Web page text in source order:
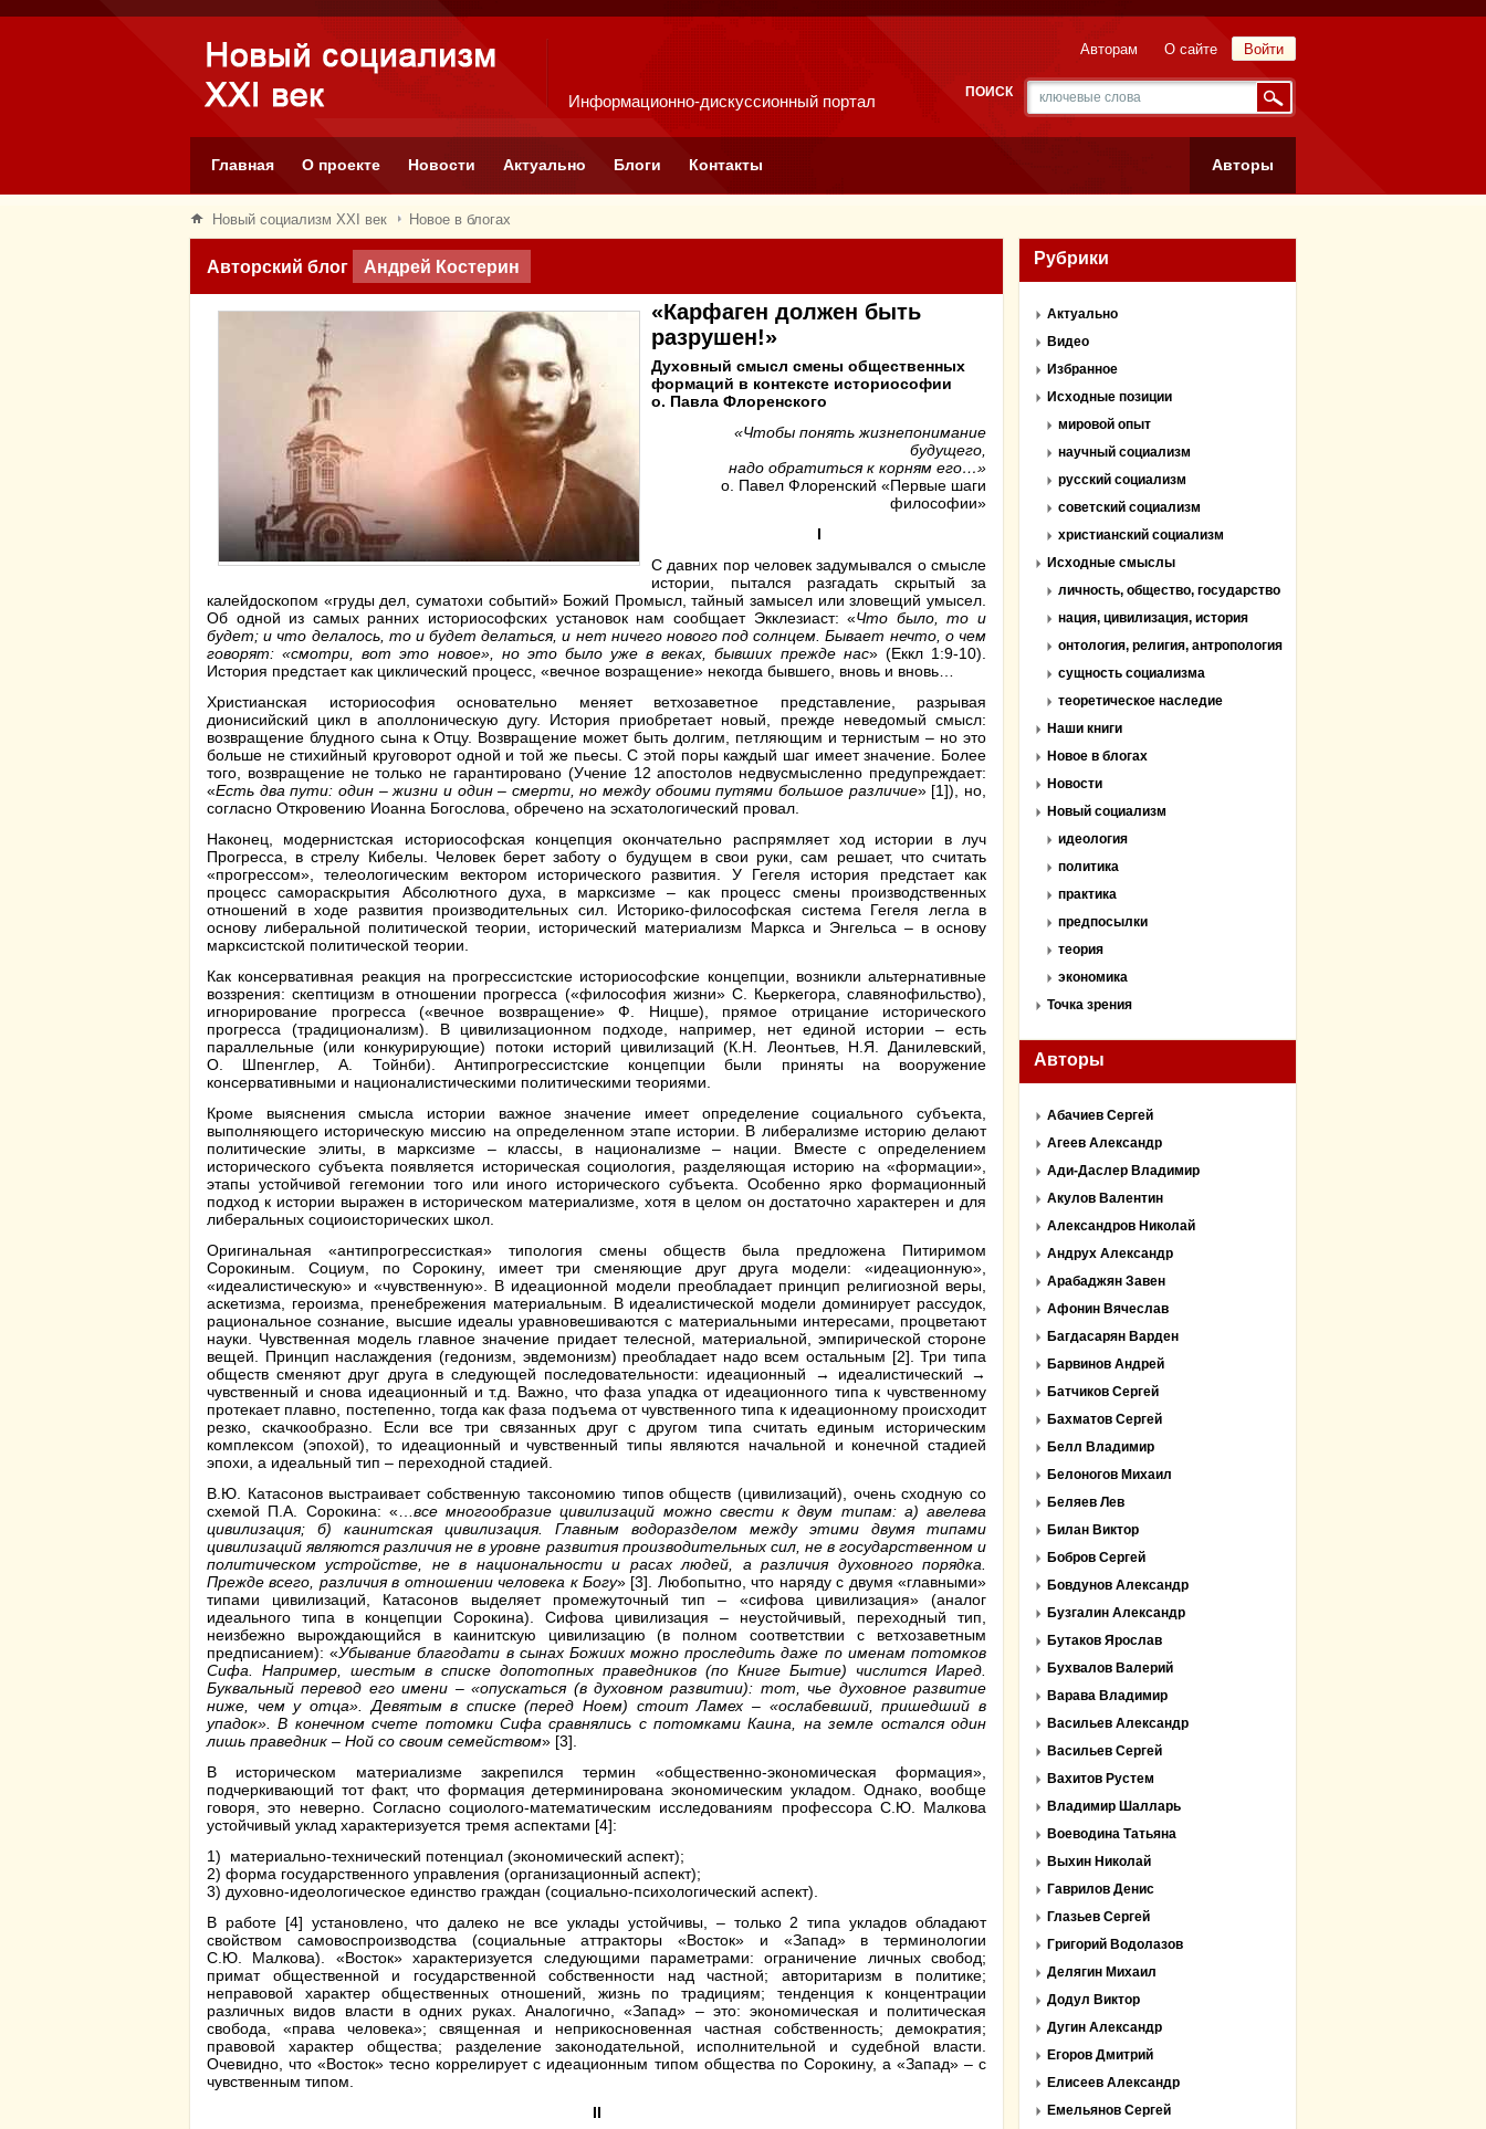
Информационно-дискуссионный портал
Войти
Авторам О сайте
ПОИСК
Главная О проекте Новости Актуально Блоги Контакты Авторы
Новый социализм XXI век Новое в блогах
Авторский блог Андрей Костерин
«Карфаген должен быть
разрушен!»
Духовный смысл смены общественных
формаций в контексте историософии
о. Павла Флоренского
«Чтобы понять жизнепонимание
будущего,
надо обратиться к корням его…»
о. Павел Флоренский «Первые шаги
философии»
I
С давних пор человек задумывался о смысле
истории, пытался разгадать скрытый за
калейдоскопом «груды дел, суматохи событий» Божий Промысл, тайный замысел или зловещий умысел.
Об одной из самых ранних историософских установок нам сообщает Экклезиаст: «Что было, то и
будет; и что делалось, то и будет делаться, и нет ничего нового под солнцем. Бывает нечто, о чем
говорят: «смотри, вот это новое», но это было уже в веках, бывших прежде нас» (Еккл 1:9-10).
История предстает как циклический процесс, «вечное возращение» некогда бывшего, вновь и вновь…
Христианская историософия основательно меняет ветхозаветное представление, разрывая
дионисийский цикл в аполлоническую дугу. История приобретает новый, прежде неведомый смысл:
возвращение блудного сына к Отцу. Возвращение может быть долгим, петляющим и тернистым – но это
больше не стихийный круговорот одной и той же пьесы. С этой поры каждый шаг имеет значение. Более
того, возвращение не только не гарантировано (Учение 12 апостолов недвусмысленно предупреждает:
«Есть два пути: один – жизни и один – смерти, но между обоими путями большое различие» [1]), но,
согласно Откровению Иоанна Богослова, обречено на эсхатологический провал.
Наконец, модернистская историософская концепция окончательно распрямляет ход истории в луч
Прогресса, в стрелу Кибелы. Человек берет заботу о будущем в свои руки, сам решает, что считать
«прогрессом», телеологическим вектором исторического развития. У Гегеля история предстает как
процесс самораскрытия Абсолютного духа, в марксизме – как процесс смены производственных
отношений в ходе развития производительных сил. Историко-философская система Гегеля легла в
основу либеральной политической теории, исторический материализм Маркса и Энгельса – в основу
марксистской политической теории.
Как консервативная реакция на прогрессистские историософские концепции, возникли альтернативные
воззрения: скептицизм в отношении прогресса («философия жизни» С. Кьеркегора, славянофильство),
игнорирование прогресса («вечное возвращение» Ф. Ницше), прямое отрицание исторического
прогресса (традиционализм). В цивилизационном подходе, например, нет единой истории – есть
параллельные (или конкурирующие) потоки историй цивилизаций (К.Н. Леонтьев, Н.Я. Данилевский,
О. Шпенглер, А. Тойнби). Антипрогрессистские концепции были приняты на вооружение
консервативными и националистическими политическими теориями.
Кроме выяснения смысла истории важное значение имеет определение социального субъекта,
выполняющего историческую миссию на определенном этапе истории. В либерализме историю делают
политические элиты, в марксизме – классы, в национализме – нации. Вместе с определением
исторического субъекта появляется историческая социология, разделяющая историю на «формации»,
этапы устойчивой гегемонии того или иного исторического субъекта. Особенно ярко формационный
подход к истории выражен в историческом материализме, хотя в целом он достаточно характерен и для
либеральных социоисторических школ.
Оригинальная «антипрогрессисткая» типология смены обществ была предложена Питиримом
Сорокиным. Социум, по Сорокину, имеет три сменяющие друг друга модели: «идеационную»,
«идеалистическую» и «чувственную». В идеационной модели преобладает принцип религиозной веры,
аскетизма, героизма, пренебрежения материальным. В идеалистической модели доминирует рассудок,
рациональное сознание, высшие идеалы уравновешиваются с материальными интересами, процветают
науки. Чувственная модель главное значение придает телесной, материальной, эмпирической стороне
вещей. Принцип наслаждения (гедонизм, эвдемонизм) преобладает надо всем остальным [2]. Три типа
обществ сменяют друг друга в следующей последовательности: идеационный → идеалистический →
чувственный и снова идеационный и т.д. Важно, что фаза упадка от идеационного типа к чувственному
протекает плавно, постепенно, тогда как фаза подъема от чувственного типа к идеационному происходит
резко, скачкообразно. Если все три связанных друг с другом типа считать единым историческим
комплексом (эпохой), то идеационный и чувственный типы являются начальной и конечной стадией
эпохи, а идеальный тип – переходной стадией.
В.Ю. Катасонов выстраивает собственную таксономию типов обществ (цивилизаций), очень сходную со
схемой П.А. Сорокина: «… все многообразие цивилизаций можно свести к двум типам: а) авелева
цивилизация; б) каинитская цивилизация. Главным водоразделом между этими двумя типами
цивилизаций являются различия не в уровне развития производительных сил, не в государственном и
политическом устройстве, не в национальности и расах людей, а различия духовного порядка.
Прежде всего, различия в отношении человека к Богу» [3]. Любопытно, что наряду с двумя «главными»
типами цивилизаций, Катасонов выделяет промежуточный тип – «сифова цивилизация» (аналог
идеального типа в концепции Сорокина). Сифова цивилизация – неустойчивый, переходный тип,
неизбежно вырождающийся в каинитскую цивилизацию (в полном соответствии с ветхозаветным
предписанием): «Убывание благодати в сынах Божиих можно проследить даже по именам потомков
Сифа. Например, шестым в списке допотопных праведников (по Книге Бытие) числится Иаред.
Буквальный перевод его имени – «опускаться (в духовном развитии): тот, чье духовное развитие
ниже, чем у отца». Девятым в списке (перед Ноем) стоит Ламех – «ослабевший, пришедший в
упадок». В конечном счете потомки Сифа сравнялись с потомками Каина, на земле остался один
лишь праведник – Ной со своим семейством» [3].
В историческом материализме закрепился термин «общественно-экономическая формация»,
подчеркивающий тот факт, что формация детерминирована экономическим укладом. Однако, вообще
говоря, это неверно. Согласно социолого-математическим исследованиям профессора С.Ю. Малкова
устойчивый уклад характеризуется тремя аспектами [4]:
1) материально-технический потенциал (экономический аспект);
2) форма государственного управления (организационный аспект);
3) духовно-идеологическое единство граждан (социально-психологический аспект).
В работе [4] установлено, что далеко не все уклады устойчивы, – только 2 типа укладов обладают
свойством самовоспроизводства (социальные аттракторы «Восток» и «Запад» в терминологии
С.Ю. Малкова). «Восток» характеризуется следующими параметрами: ограничение личных свобод;
примат общественной и государственной собственности над частной; авторитаризм в политике;
неправовой характер общественных отношений, жизнь по традициям; тенденция к концентрации
различных видов власти в одних руках. Аналогично, «Запад» – это: экономическая и политическая
свобода, «права человека»; священная и неприкосновенная частная собственность; демократия;
правовой характер общества; разделение законодательной, исполнительной и судебной власти.
Очевидно, что «Восток» тесно коррелирует с идеационным типом общества по Сорокину, а «Запад» – с
чувственным типом.
II
Рубрики
Актуально
Видео
Избранное
Исходные позиции
мировой опыт
научный социализм
русский социализм
советский социализм
христианский социализм
Исходные смыслы
личность, общество, государство
нация, цивилизация, история
онтология, религия, антропология
сущность социализма
теоретическое наследие
Наши книги
Новое в блогах
Новости
Новый социализм
идеология
политика
практика
предпосылки
теория
экономика
Точка зрения
Авторы
Абачиев Сергей
Агеев Александр
Ади-Даслер Владимир
Акулов Валентин
Александров Николай
Андрух Александр
Арабаджян Завен
Афонин Вячеслав
Багдасарян Варден
Барвинов Андрей
Батчиков Сергей
Бахматов Сергей
Белл Владимир
Белоногов Михаил
Беляев Лев
Билан Виктор
Бобров Сергей
Бовдунов Александр
Бузгалин Александр
Бутаков Ярослав
Бухвалов Валерий
Варава Владимир
Васильев Александр
Васильев Сергей
Вахитов Рустем
Владимир Шалларь
Воеводина Татьяна
Выхин Николай
Гаврилов Денис
Глазьев Сергей
Григорий Водолазов
Делягин Михаил
Додул Виктор
Дугин Александр
Егоров Дмитрий
Елисеев Александр
Емельянов Сергей